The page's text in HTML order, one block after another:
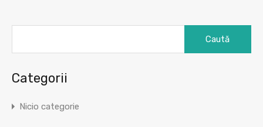
Categorii
Nicio categorie